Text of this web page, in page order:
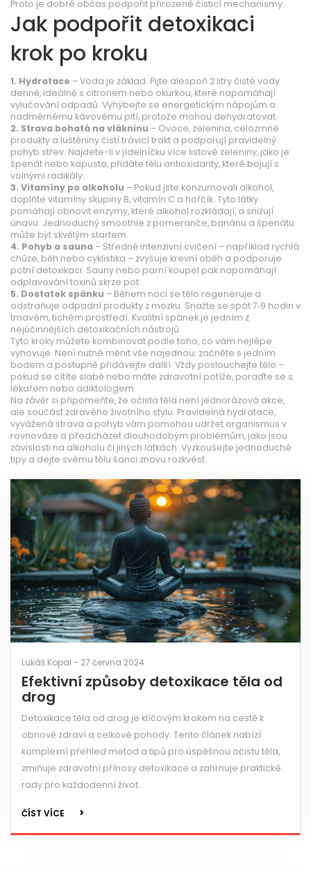
Proto je dobré občas podpořit přirozené čisticí mechanismy.
Jak podpořit detoxikaci
krok po kroku
1. Hydratace – Voda je základ. Pijte alespoň 2 litry čisté vody
denně, ideálně s citronem nebo okurkou, které napomáhají
vylučování odpadů. Vyhýbejte se energetickým nápojům a
nadměrnému kávovému pití, protože mohou dehydratovat.
2. Strava bohatá na vlákninu – Ovoce, zelenina, celozrnné
produkty a luštěniny čistí trávicí trakt a podporují pravidelný
pohyb střev. Najdete-li v jídelníčku více listové zeleniny, jako je
špenát nebo kapusta, přidáte tělu antioxidanty, které bojují s
volnými radikály.
3. Vitamíny po alkoholu – Pokud jste konzumovali alkohol,
doplňte vitamíny skupiny B, vitamín C a hořčík. Tyto látky
pomáhají obnovit enzymy, které alkohol rozkládají, a snižují
únavu. Jednoduchý smoothie z pomeranče, banánu a špenátu
může být skvělým startem.
4. Pohyb a sauna – Středně intenzivní cvičení – například rychlá
chůze, běh nebo cyklistika – zvyšuje krevní oběh a podporuje
potní detoxikaci. Sauny nebo parní koupel pak napomáhají
odplavování toxinů skrze pot.
5. Dostatek spánku – Během noci se tělo regeneruje a
odstraňuje odpadní produkty z mozku. Snažte se spát 7‑9 hodin v
tmavém, tichém prostředí. Kvalitní spánek je jedním z
nejúčinnějších detoxikačních nástrojů.
Tyto kroky můžete kombinovat podle toho, co vám nejlépe
vyhovuje. Není nutné měnit vše najednou; začněte s jedním
bodem a postupně přidávejte další. Vždy poslouchejte tělo –
pokud se cítíte slabě nebo máte zdravotní potíže, poraďte se s
lékařem nebo adiktologem.
Na závěr si připomeňte, že očista těla není jednorázová akce,
ale součást zdravého životního stylu. Pravidelná hydratace,
vyvážená strava a pohyb vám pomohou udržet organismus v
rovnováze a předcházet dlouhodobým problémům, jako jsou
závislosti na alkoholu či jiných látkách. Vyzkoušejte jednoduché
tipy a dejte svému tělu šanci znovu rozkvést.
Lukáš Kopal - 27 června 2024
Efektivní způsoby detoxikace těla od
drog
Detoxikace těla od drog je klíčovým krokem na cestě k
obnově zdraví a celkové pohody. Tento článek nabízí
komplexní přehled metod a tipů pro úspěšnou očistu těla,
zmiňuje zdravotní přínosy detoxikace a zahrnuje praktické
rady pro každodenní život.
ČÍST VÍCE